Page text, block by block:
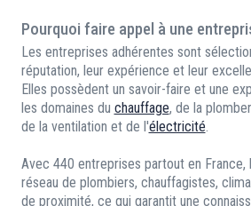
Pourquoi faire appel à une
Les entreprises adhérentes sont
réputation, leur expérience et leur
Elles possèdent un savoir-faire et une
les domaines du chauffage, de la
de la ventilation et de l'électricité.
Avec 440 entreprises partout en France,
réseau de plombiers, chauffagistes,
de proximité, ce qui garantit une